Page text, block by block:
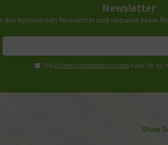
Newsletter
den kostenlosen Newsletter und verpasse keine
Die Datenschutzbestimmungen habe ich zur
Shop